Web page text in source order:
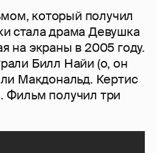
который получил
стала драма Девушка
на экраны в 2005 году.
Билл Найи (о, он
Макдональд. Кертис
Фильм получил три